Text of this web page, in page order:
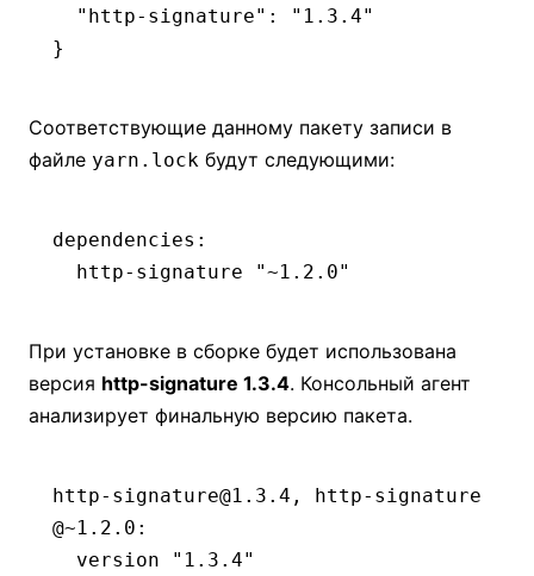
  "http-signature"
:
"1.3.4"
}
Соответствующие данному пакету записи в
файле yarn.lock будут следующими:
dependencies :
  http-signature "~1.2.0"
При установке в сборке будет использована
версия http-signature 1.3.4. Консольный агент
анализирует финальную версию пакета.
http-signature@1.3.4, http-signature
@~1.2.0 :
  version "1.3.4"